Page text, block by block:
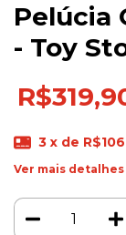
Pelúcia
- Toy
3 x de
Ver mais detalhes